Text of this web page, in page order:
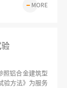
MORE
验
照铝合金建筑型
验方法》为服务